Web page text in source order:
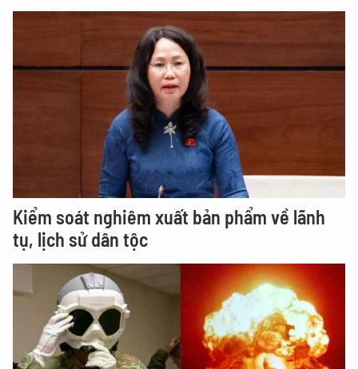
Kiểm soát nghiêm xuất bản phẩm về lãnh
tụ, lịch sử dân tộc